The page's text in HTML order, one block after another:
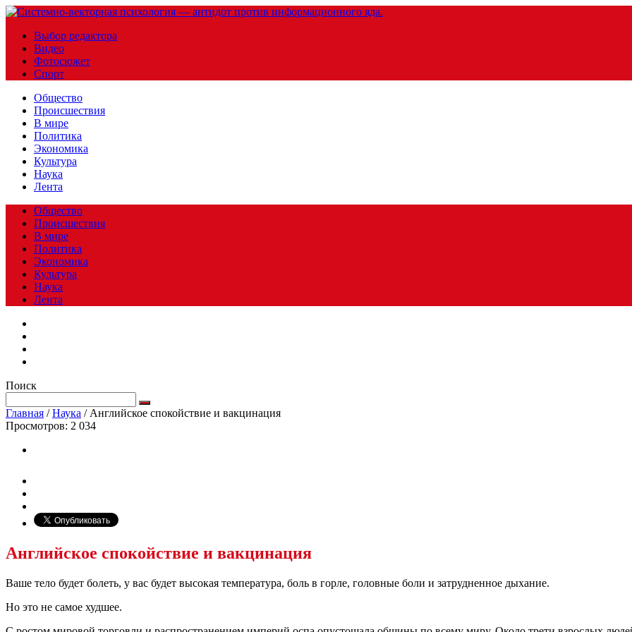
Выбор редактора
Видео
Фотосюжет
Спорт
Общество
Происшествия
В мире
Политика
Экономика
Культура
Наука
Лента
Общество
Происшествия
В мире
Политика
Экономика
Культура
Наука
Лента
Поиск
Главная /Наука / Английское спокойствие и вакцинация
Просмотров: 2 034
Английское спокойствие и вакцинация
Ваше тело будет болеть, у вас будет высокая температура, боль в горле, головные боли и затрудненное дыхание.
Но это не самое худшее.